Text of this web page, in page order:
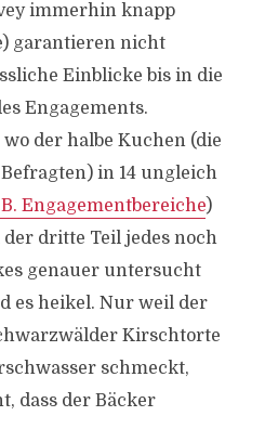
immerhin knapp
garantieren nicht
Einblicke bis in die
Engagements.
wo der halbe Kuchen (die
in 14 ungleich
Engagementbereiche)
dritte Teil jedes noch
genauer untersucht
es heikel. Nur weil der
Kirschtorte
schmeckt,
dass der Bäcker